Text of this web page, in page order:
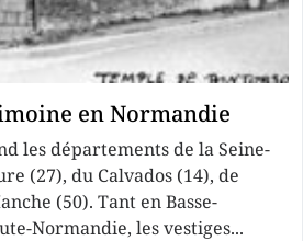
en Normandie
les départements de la Seine-
(27), du Calvados (14), de
(50). Tant en Basse-
Normandie, les vestiges...